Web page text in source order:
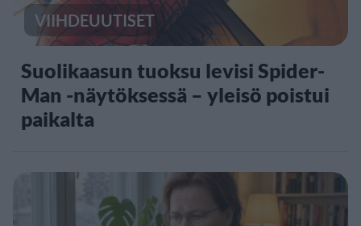
VIIHDEUUTISET
Suolikaasun tuoksu levisi Spider-
Man -näytöksessä – yleisö poistui
paikalta